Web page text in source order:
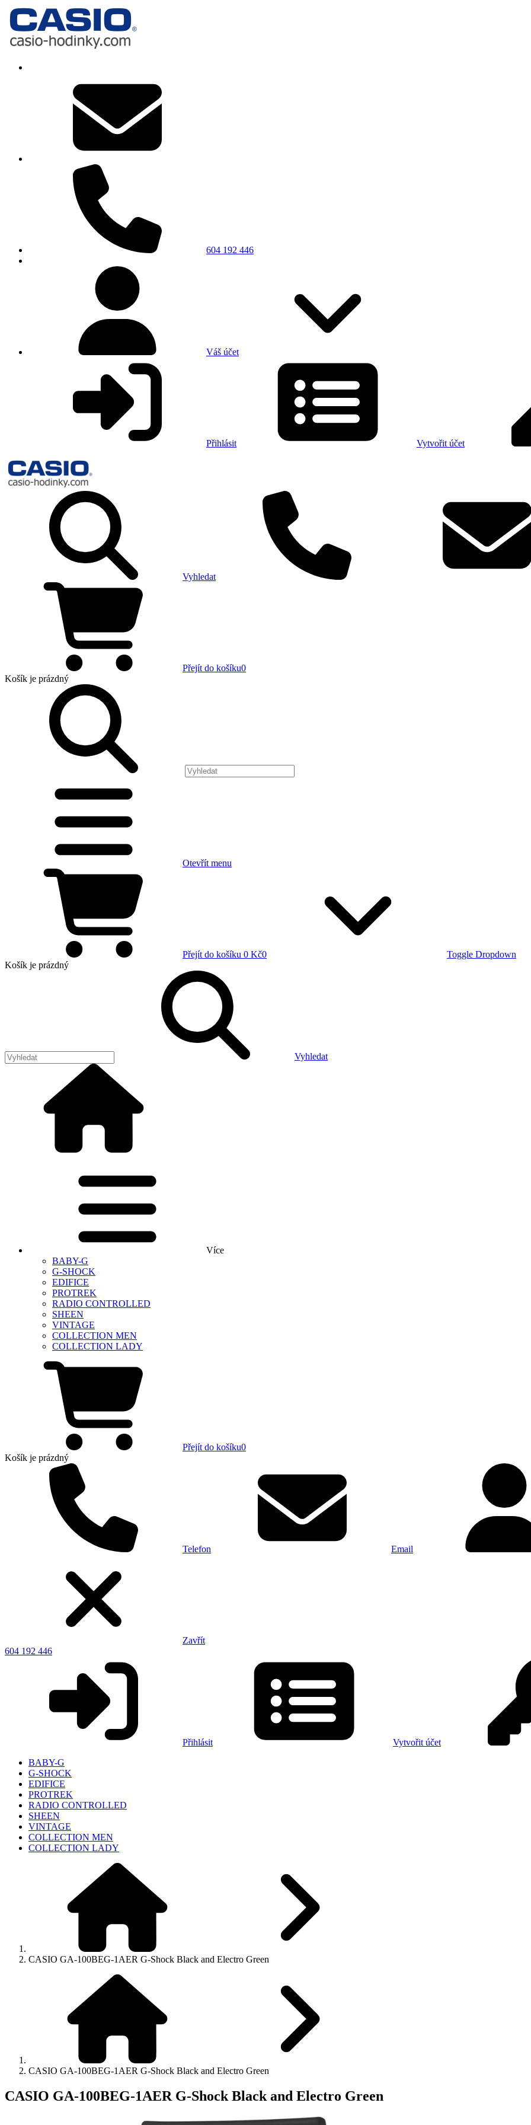
604 192 446
Váš účet
Přihlásit Vytvořit účet
Vyhledat
Přejít do košíku0
Košík je prázdný
Otevřít menu
Přejít do košíku 0 Kč0
Toggle Dropdown
Košík je prázdný
Vyhledat
Více
BABY-G
G-SHOCK
EDIFICE
PROTREK
RADIO CONTROLLED
SHEEN
VINTAGE
COLLECTION MEN
COLLECTION LADY
Přejít do košíku0
Košík je prázdný
Telefon Email
Zavřít
604 192 446
Přihlásit
Vytvořit účet
BABY-G
G-SHOCK
EDIFICE
PROTREK
RADIO CONTROLLED
SHEEN
VINTAGE
COLLECTION MEN
COLLECTION LADY
CASIO GA-100BEG-1AER G-Shock Black and Electro Green
CASIO GA-100BEG-1AER G-Shock Black and Electro Green
CASIO GA-100BEG-1AER G-Shock Black and Electro Green